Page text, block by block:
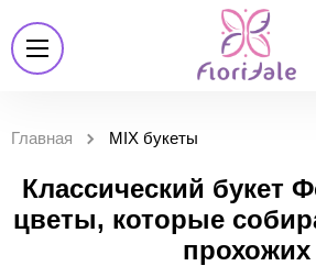
Главная MIX букеты
Классический букет
цветы, которые
прохожих